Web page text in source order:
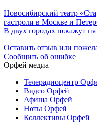
Новосибирский театр
гастроли в Москве и
В двух городах покажут
Оставить отзыв или
Сообщить об ошибке
Орфей медиа
Телерадиоцентр
Видео Орфей
Афиша Орфей
Ноты Орфей
Коллективы Орфей